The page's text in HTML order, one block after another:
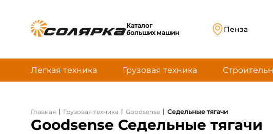
Каталог
больших машин
Пенза
Легкая техника Грузовая техника
Главная | Грузовая техника | Goodsense | Седельные тягачи
Goodsense Седельные тягачи